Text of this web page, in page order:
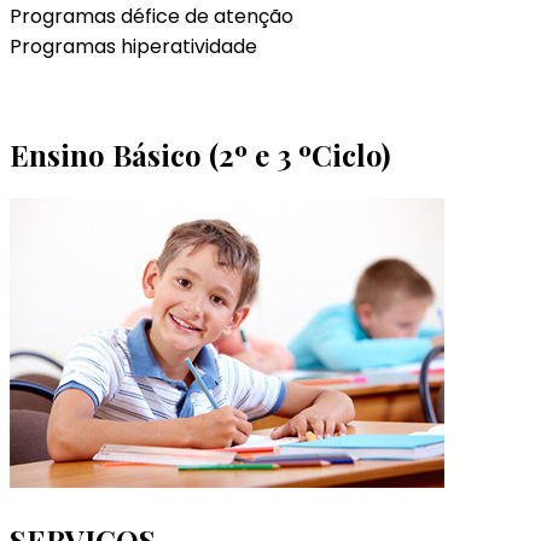
Programas défice de atenção
Programas hiperatividade
Ensino Básico (2º e 3 ºCiclo)